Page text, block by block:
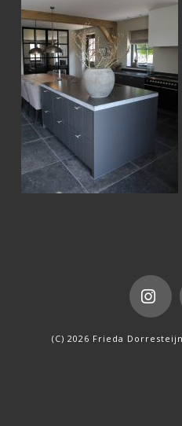
(C) 2026 Frieda